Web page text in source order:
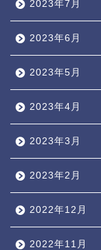
2023年7月
2023年6月
2023年5月
2023年4月
2023年3月
2023年2月
2022年12月
2022年11月